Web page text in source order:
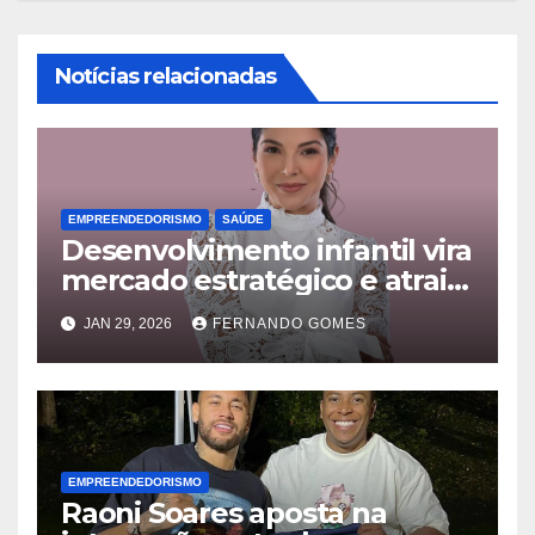
Notícias relacionadas
EMPREENDEDORISMO SAÚDE
Desenvolvimento infantil vira
mercado estratégico e atrai
famílias além das fronteiras
JAN 29, 2026 FERNANDO GOMES
EMPREENDEDORISMO
Raoni Soares aposta na